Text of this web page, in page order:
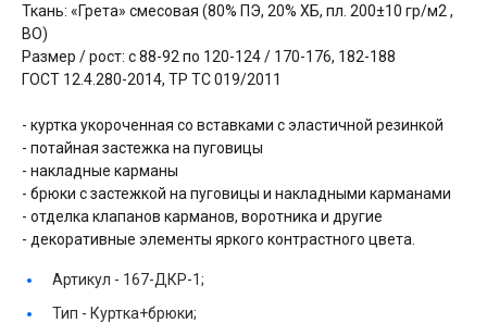
Ткань: «Грета» смесовая (80% ПЭ, 20% ХБ, пл. 200±10 гр/м2 ,
ВО)
Размер / рост: с 88-92 по 120-124 / 170-176, 182-188
ГОСТ 12.4.280-2014, ТР ТС 019/2011
- куртка укороченная со вставками с эластичной резинкой
- потайная застежка на пуговицы
- накладные карманы
- брюки с застежкой на пуговицы и накладными карманами
- отделка клапанов карманов, воротника и другие
- декоративные элементы яркого контрастного цвета.
Артикул - 167-ДКР-1;
Тип - Куртка+брюки;